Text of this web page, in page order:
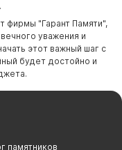
фирмы "Гарант Памяти",
уважения и
этот важный шаг с
будет достойно и
памятников